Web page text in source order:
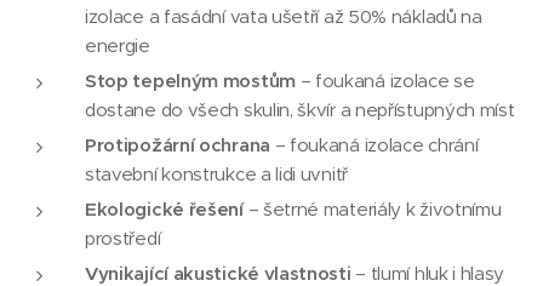
izolace a fasádní vata ušetří až 50% nákladů na
energie
Stop tepelným mostům– foukaná izolace se
dostane do všech skulin, škvír a nepřístupných míst
Protipožární ochrana – foukaná izolace chrání
stavební konstrukce a lidi uvnitř
Ekologické řešení– šetrné materiály k životnímu
prostředí
Vynikající akustické vlastnosti – tlumí hluk i hlasy